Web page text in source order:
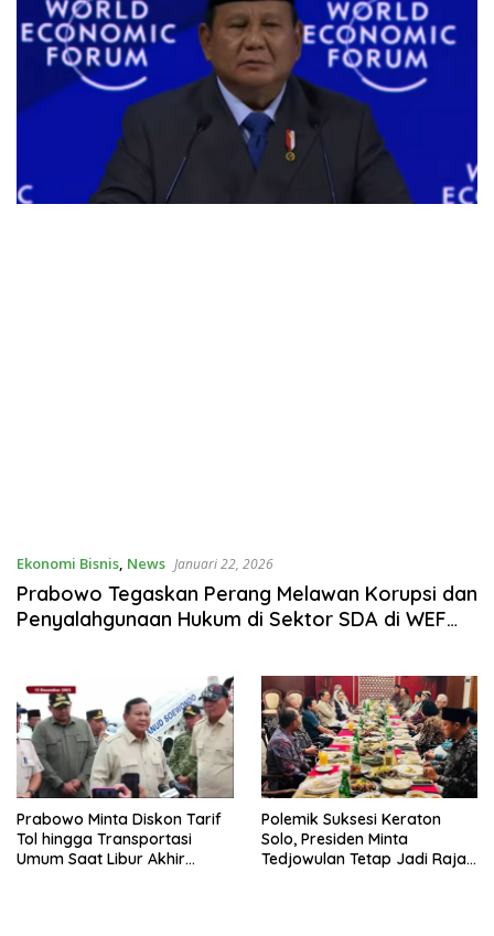
Ekonomi Bisnis, News Januari 22, 2026
Prabowo Tegaskan Perang Melawan Korupsi dan
Penyalahgunaan Hukum di Sektor SDA di WEF
Prabowo Minta Diskon Tarif
Tol hingga Transportasi
Umum Saat Libur Akhir
Polemik Suksesi Keraton
Solo, Presiden Minta
Tedjowulan Tetap Jadi Raja